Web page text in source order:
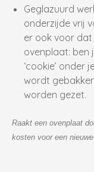
Geglazuurd
onderzijde vrij
er ook voor
ovenplaat: ben
‘cookie’ onder
wordt
worden gezet.
Raakt een ovenplaat
kosten voor een